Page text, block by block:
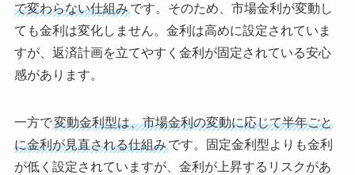
で変わらない仕組みです。そのため、市場金利が変動し
ても金利は変化しません。金利は高めに設定されていま
すが、返済計画を立てやすく金利が固定されている安心
感があります。
一方で変動金利型は、市場金利の変動に応じて半年ごと
に金利が見直される仕組みです。固定金利型よりも金利
が低く設定されていますが、金利が上昇するリスクがあ